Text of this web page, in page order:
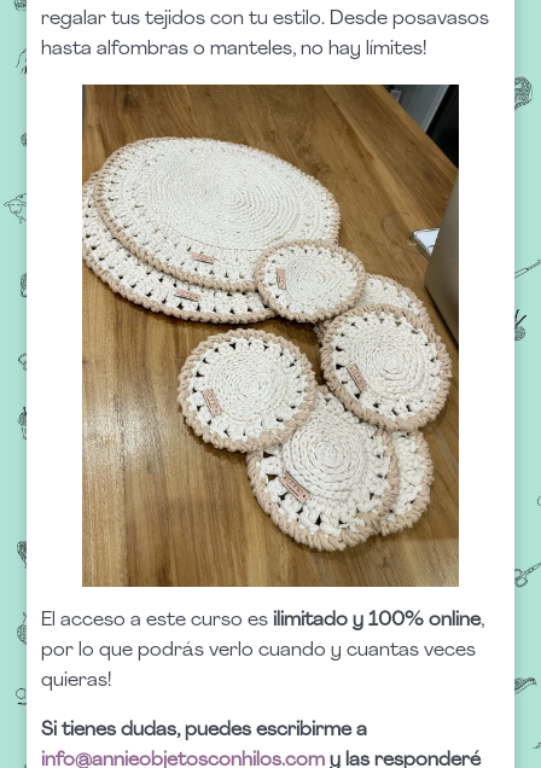
regalar tus tejidos con tu estilo. Desde posavasos
hasta alfombras o manteles, no hay límites!
El acceso a este curso es ilimitado y 100% online,
por lo que podrás verlo cuando y cuantas veces
quieras!
Si tienes dudas, puedes escribirme a
info@annieobjetosconhilos.com y las responderé